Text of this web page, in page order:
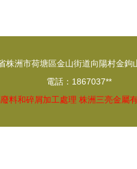
株洲市荷塘區金山街道向陽村金鉤
電話：1867037**
料和碎屑加工處理 株洲三亮金屬